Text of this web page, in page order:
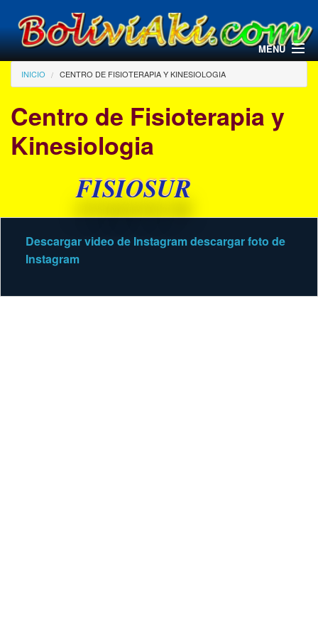
MENU
Usted está aquí
INICIO CENTRO DE FISIOTERAPIA Y KINESIOLOGIA
Centro de Fisioterapia y
Kinesiologia
FISIOSUR
Descargar video de Instagramdescargar foto de
Instagram